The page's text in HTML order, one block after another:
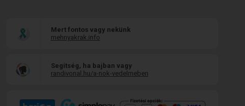
Mert fontos vagy nekünk
mehnyakrak.info
Segítség, ha bajban vagy
randivonal.hu/a-nok-vedelmeben